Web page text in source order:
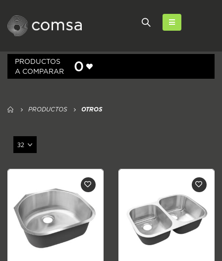
PRODUCTOS
A COMPARAR
0
PRODUCTOS OTROS